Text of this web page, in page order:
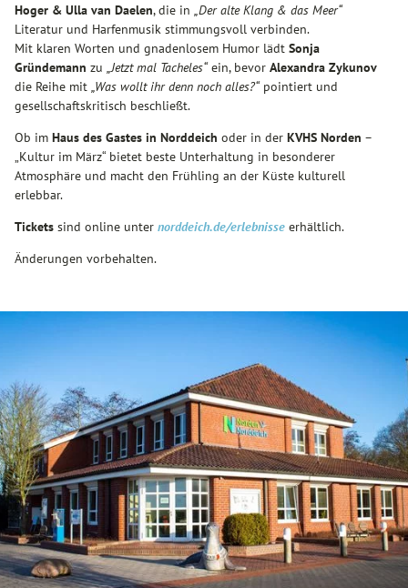
Hoger & Ulla van Daelen, die in „Der alte Klang & das Meer“
Literatur und Harfenmusik stimmungsvoll verbinden.
Mit klaren Worten und gnadenlosem Humor lädt Sonja
Gründemann zu „Jetzt mal Tacheles“ein, bevor Alexandra Zykunov
die Reihe mit „Was wollt ihr denn noch alles?“pointiert und
gesellschaftskritisch beschließt.
Ob im Haus des Gastes in Norddeich oder in der KVHS Norden –
„Kultur im März“ bietet beste Unterhaltung in besonderer
Atmosphäre und macht den Frühling an der Küste kulturell
erlebbar.
Tickets sind online unter norddeich.de/erlebnisse erhältlich.
Änderungen vorbehalten.